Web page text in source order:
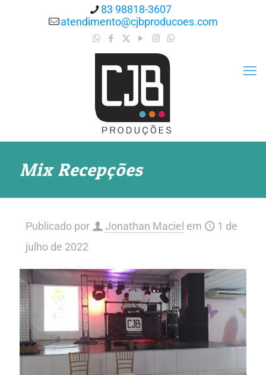
83 98818-3607
atendimento@cjbproducoes.com
Mix Recepções
Publicado por Jonathan Maciel em
1 de
julho de 2022